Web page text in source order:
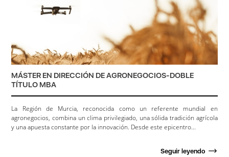
MÁSTER EN DIRECCIÓN DE AGRONEGOCIOS-DOBLE
TÍTULO MBA
La Región de Murcia, reconocida como un referente mundial en
agronegocios, combina un clima privilegiado, una sólida tradición agrícola
y una apuesta constante por la innovación. Desde este epicentro...
Seguir leyendo